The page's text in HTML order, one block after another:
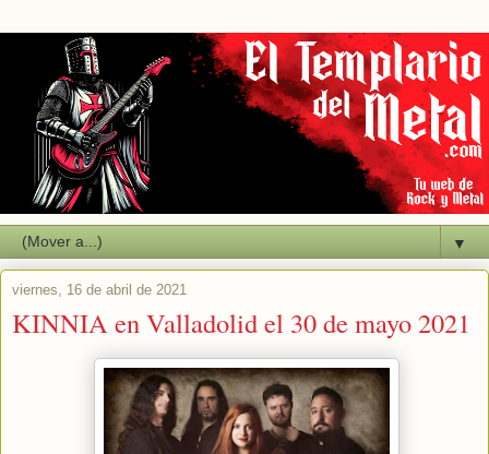
▼
viernes, 16 de abril de 2021
KINNIA en Valladolid el 30 de mayo 2021